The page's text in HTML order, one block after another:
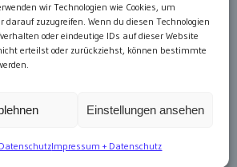
wir Technologien wie Cookies, um
zuzugreifen. Wenn du diesen Technologien
oder eindeutige IDs auf dieser Website
erteilst oder zurückziehst, können bestimmte
Einstellungen ansehen
Impressum + Datenschutz
Artikel